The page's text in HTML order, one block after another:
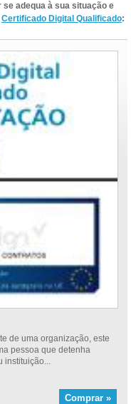
adequa à sua situação e
Certificado Digital Qualificado:
de uma organização, este
pessoa que detenha
instituição...
Comprar »